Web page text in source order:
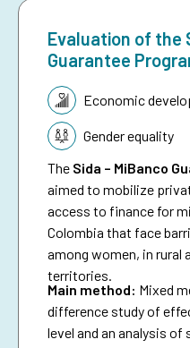
Evaluation of the
Guarantee
Topic:Economic
Gender equality
The Sida – MiBanco
aimed to mobilize
access to finance for
Colombia that face
among women, in rural
territories.
Main method: Mixed
difference study of
level and an analysis